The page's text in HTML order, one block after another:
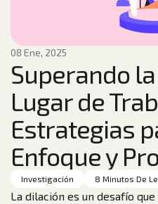
08 Ene, 2025
Superando
Lugar de
Estrategias
Enfoque y
Investigación 8 Minutos De
La dilación es un desafío